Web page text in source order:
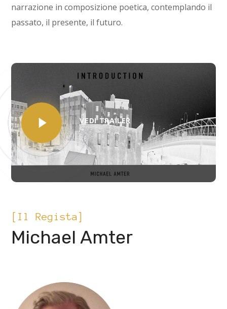
narrazione in composizione poetica, contemplando il
passato, il presente, il futuro.
VEDI TRAILER
[Il Regista]
Michael Amter